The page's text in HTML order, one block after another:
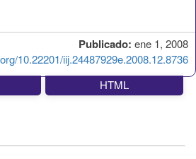
Publicado: ene 1, 2008
10.22201/iij.24487929e.2008.12.8736
HTML